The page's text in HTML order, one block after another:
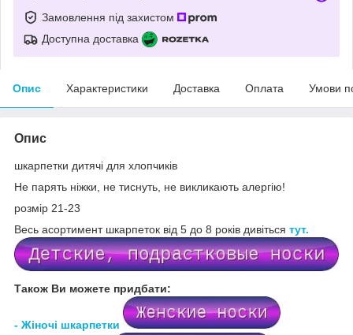
Замовлення під захистом
Доступна доставка
Опис Характеристики Доставка Оплата Умови
Опис
шкарпетки дитячі для хлопчиків
Не парять ніжки, не тиснуть, не викликають алергію!
розмір 21-23
Весь асортимент шкарпеток від 5 до 8 років дивіться тут.
Також Ви можете придбати:
- Жіночі шкарпетки